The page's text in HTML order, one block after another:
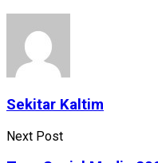
Sekitar Kaltim
Next Post